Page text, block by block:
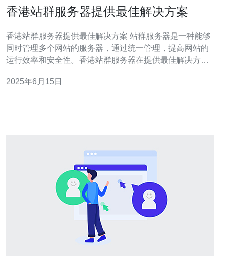
香港站群服务器提供最佳解决方案
香港站群服务器提供最佳解决方案 站群服务器是一种能够
同时管理多个网站的服务器，通过统一管理，提高网站的
运行效率和安全性。香港站群服务器在提供最佳解决方案
站群服务器具有以下优势： 高速稳定：香港拥有先进的网
2025年6月15日